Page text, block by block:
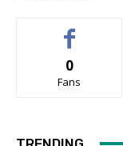
0
Fans